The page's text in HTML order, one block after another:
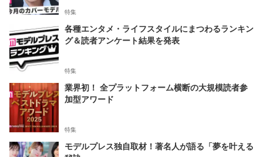
特集
各種エンタメ・ライフスタイルにまつわるランキン
グ＆読者アンケート結果を発表
特集
業界初！ 全プラットフォーム横断の大規模読者参
加型アワード
特集
モデルプレス独自取材！著名人が語る「夢を叶える